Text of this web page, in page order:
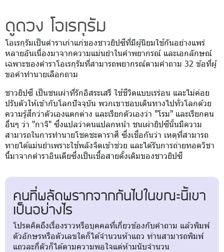
ดูดวง โอเรกุรัม
โอเรกุรัมเป็นตำราเก่าแก่ของชาวยิปซีที่มีผู้นิยมใช้กันอย่างแพร่
หลายอันเนื่องมาจากความแม่นยำในคำพยากรณ์ และเอกลักษณ์
เฉพาะของตำราโอเรกุรัมที่สามารถพยากรณ์ตามคำถาม 32 ข้อที่ผู้
ขอคำทำนายเลือกถาม
ชาวยิปซี เป็นชนเผ่าที่รักอิสระเสรี ใช้ชีวิตแบบเรร่อน และไม่ค่อย
ปรับตัวให้เข้ากับโลกปัจจุบัน พวกเขาชอบเดินทางไปทั่วโลกด้วย
ความรู้สึกว่าตัวเองแตกต่าง และเรียกตัวเองว่า "โรม" และเรียกคน
อื่นๆ ว่า "กาจิ" ซึ่งแปลว่าคนแปลกหน้า ชนเผ่ายิปซีนั้นมีความ
สามารถในการทำนายโชคชะตาราศี ซึ่งเชื่อกันว่า เหตุที่สามารถ
ทายได้แม่นยำเพราะใช้พลังจิตเข้าช่วย และได้รับการถ่ายทอดวิชา
นี้มาจากตำราอินเดียซึ่งเป็นเชื้อสายดั้งเดิมของชาวยิปซี
คนที่พลัดพรากจากกันไปในขณะนี้เขา
เป็นอย่างไร
โปรดคิดถึงเรื่องราวหรือบุคคลที่เกี่ยวข้องกับคำถาม แล้วพิมพ์
ตัวอักษรหรือตัวเลขใดก็ได้จำนวนห้าแถว ท่านสามารถพิมพ์
แถวละกี่ตัวก็ได้ตามความพอใจแต่ห้ามนับจำนวน